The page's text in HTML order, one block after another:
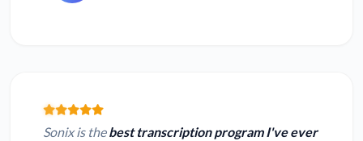
Sonix is thebest transcription program I've ever